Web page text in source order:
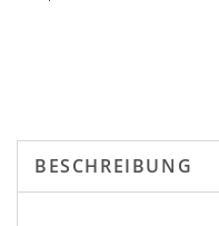
BESCHREIBUNG